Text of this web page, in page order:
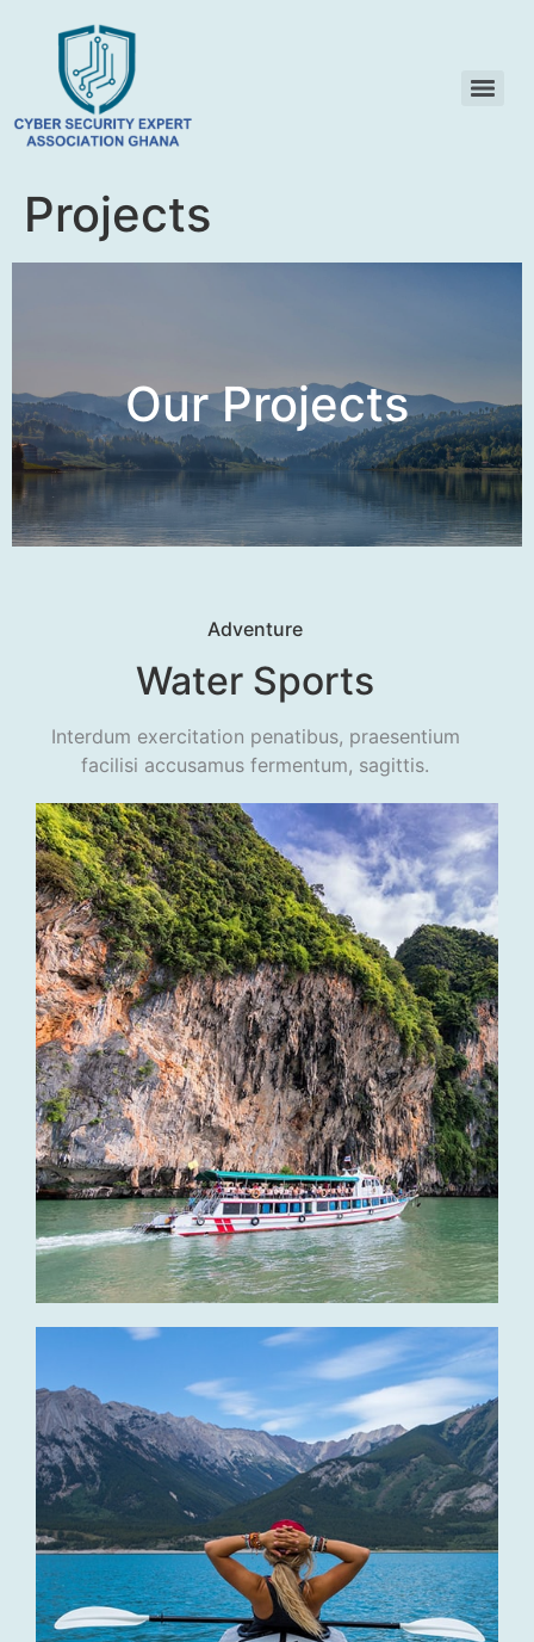
Projects
Our Projects
Adventure
Water Sports
Interdum exercitation penatibus, praesentium
facilisi accusamus fermentum, sagittis.